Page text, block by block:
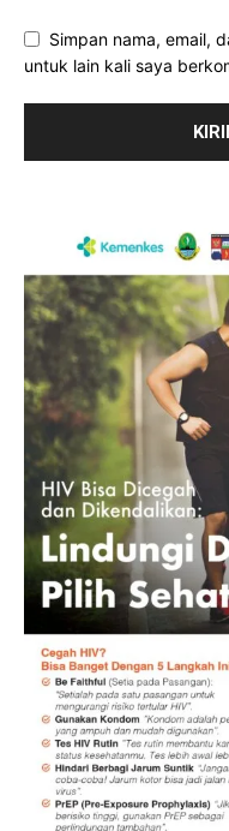
Simpan nama, email,
untuk lain kali saya